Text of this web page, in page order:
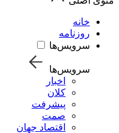
خانه
روزنامه
سرویس‌ها
سرویس‌ها
اخبار
کلان
پیشرفت
صمت
اقتصاد جهان